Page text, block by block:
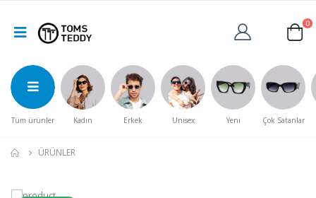
0
Tüm ürünler Kadın Erkek Unisex Yeni Çok Satanlar
ÜRÜNLER